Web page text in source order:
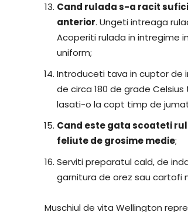
Cand rulada s-a racit
anterior. Ungeti intreaga
Acoperiti rulada in intregime
uniform;
Introduceti tava in cuptor de
de circa 180 de grade
lasati-o la copt timp de
Cand este gata scoateti
feliute de grosime medie;
Serviti preparatul cald, de
garnitura de orez sau cartofi
Muschiul de vita Wellington